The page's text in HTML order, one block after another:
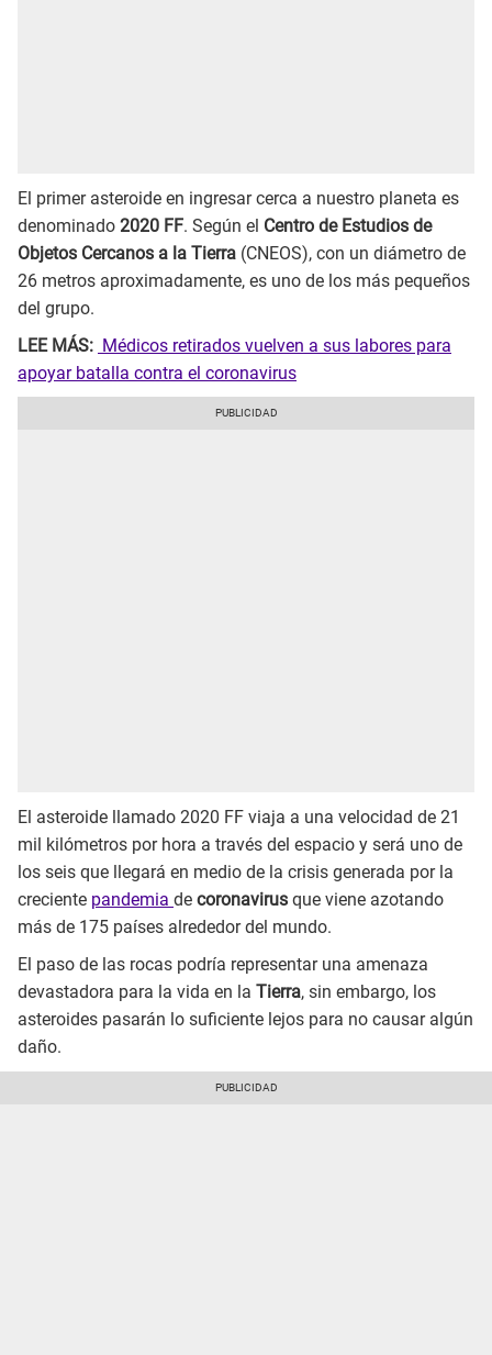
El primer asteroide en ingresar cerca a nuestro planeta es
denominado 2020 FF. Según el Centro de Estudios de
Objetos Cercanos a la Tierra (CNEOS), con un diámetro de
26 metros aproximadamente, es uno de los más pequeños
del grupo.
LEE MÁS: Médicos retirados vuelven a sus labores para
apoyar batalla contra el coronavirus
El asteroide llamado 2020 FF viaja a una velocidad de 21
mil kilómetros por hora a través del espacio y será uno de
los seis que llegará en medio de la crisis generada por la
creciente pandemia de coronavirus que viene azotando
más de 175 países alrededor del mundo.
El paso de las rocas podría representar una amenaza
devastadora para la vida en la Tierra, sin embargo, los
asteroides pasarán lo suficiente lejos para no causar algún
daño.